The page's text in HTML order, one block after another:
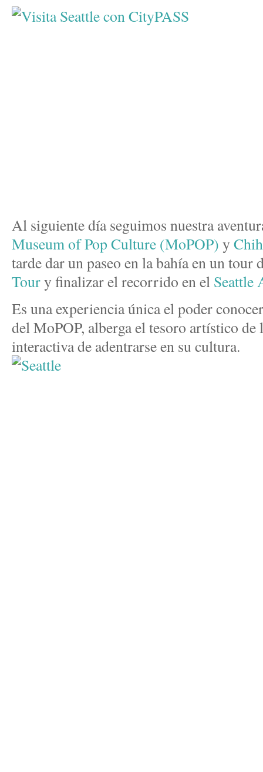
Al siguiente día seguimos nuestra
Museum of Pop Culture (MoPOP) y
tarde dar un paseo en la bahía en un tour
Toury finalizar el recorrido en el Seattle
Es una experiencia única el poder
del MoPOP, alberga el tesoro artístico de
interactiva de adentrarse en su cultura.